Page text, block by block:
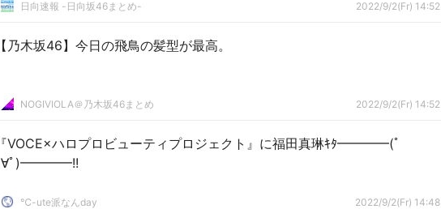
日向速報 -日向坂46まとめ- 2022/9/2(Fr) 14:52
【乃木坂46】今日の飛鳥の髪型が最高。
NOGIVIOLA＠乃木坂46まとめ 2022/9/2(Fr) 14:52
『VOCE×ハロプロビューティプロジェクト』に福田真琳ｷﾀ━━━━(ﾟ
∀ﾟ)━━━━!!
℃-ute派なんday 2022/9/2(Fr) 14:48